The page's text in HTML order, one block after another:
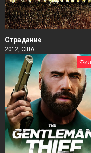
Страдание
2012, США